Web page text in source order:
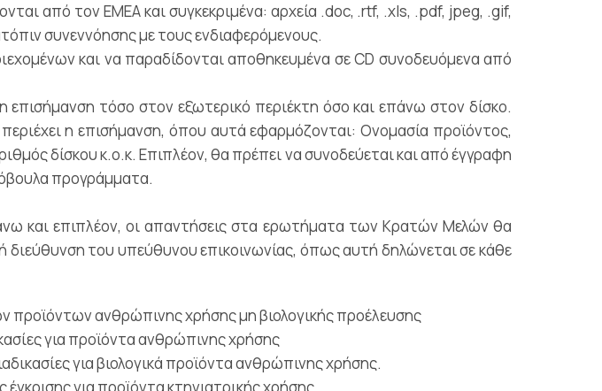
από τον ΕΜΕΑ και συγκεκριμένα: αρχεία .doc, .rtf, .xls, .pdf, jpeg, .gif,
συνεννόησης με τους ενδιαφερόμενους.
και να παραδίδονται αποθηκευμένα σε CD συνοδευόμενα από
τόσο στον εξωτερικό περιέκτη όσο και επάνω στον δίσκο.
η επισήμανση, όπου αυτά εφαρμόζονται: Ονομασία προϊόντος,
δίσκου κ.ο.κ. Επιπλέον, θα πρέπει να συνοδεύεται και από έγγραφη
προγράμματα.
και επιπλέον, οι απαντήσεις στα ερωτήματα των Κρατών Μελών θα
διεύθυνση του υπεύθυνου επικοινωνίας, όπως αυτή δηλώνεται σε κάθε
ανθρώπινης χρήσης μη βιολογικής προέλευσης
για προϊόντα ανθρώπινης χρήσης
για βιολογικά προϊόντα ανθρώπινης χρήσης.